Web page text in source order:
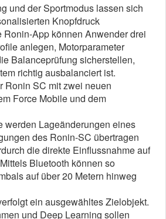
und der Sportmodus lassen sich
Knopfdruck
App können Anwender drei
anlegen, Motorparameter
Balanceprüfung sicherstellen,
richtig ausbalanciert ist.
Ronin SC mit zwei neuen
Force Mobile und dem
werden Lageänderungen eines
des Ronin-SC übertragen
die direkte Einflussnahme auf
Bluetooth können so
auf über 20 Metern hinweg
ein ausgewähltes Zielobjekt.
und Deep Learning sollen